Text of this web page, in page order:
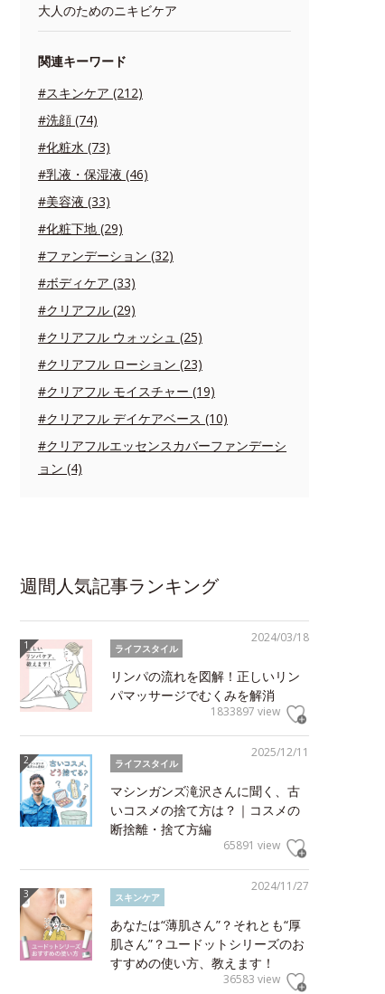
大人のためのニキビケア
関連キーワード
#スキンケア (212)
#洗顔 (74)
#化粧水 (73)
#乳液・保湿液 (46)
#美容液 (33)
#化粧下地 (29)
#ファンデーション (32)
#ボディケア (33)
#クリアフル (29)
#クリアフル ウォッシュ (25)
#クリアフル ローション (23)
#クリアフル モイスチャー (19)
#クリアフル デイケアベース (10)
#クリアフルエッセンスカバーファンデーシ
ョン (4)
週間人気記事ランキング
2024/03/18
ライフスタイル
リンパの流れを図解！正しいリン
パマッサージでむくみを解消
1833897 view
2025/12/11
ライフスタイル
マシンガンズ滝沢さんに聞く、古
いコスメの捨て方は？｜コスメの
断捨離・捨て方編
65891 view
2024/11/27
スキンケア
あなたは“薄肌さん”？それとも“厚
肌さん”？ユードットシリーズのお
すすめの使い方、教えます！
36583 view